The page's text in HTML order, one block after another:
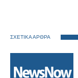
ΣΧΕΤΙΚΑ ΑΡΘΡΑ